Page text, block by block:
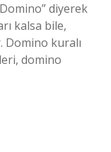
diyerek
kalsa bile,
kuralı
domino